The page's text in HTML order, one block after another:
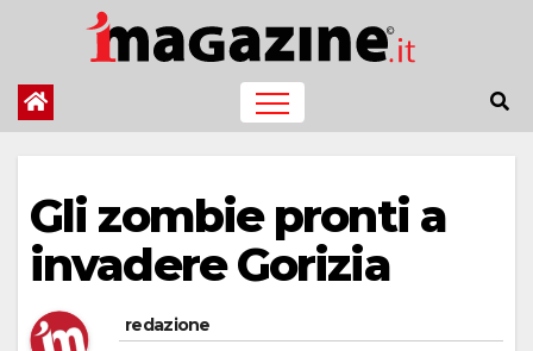
contenuto
Gli zombie pronti a
invadere Gorizia
redazione